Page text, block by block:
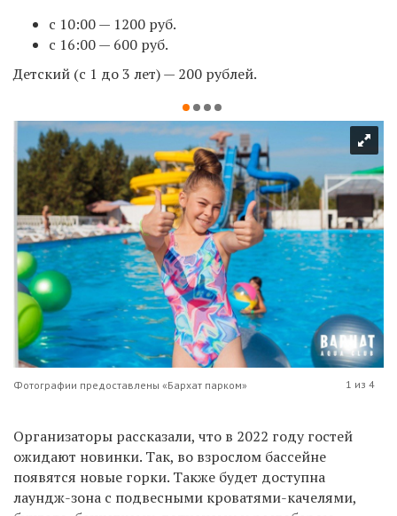
с 10:00 — 1200 руб⁣⁣.⁣⁣⠀⁣⁣⠀
с 16:00 — 600 руб. ⁣⁣⠀⁣⁣⠀⁣⁣⠀
Детский (с 1 до 3 лет) — 200 рублей.
Фотографии предоставлены «Бархат парком» 1 из 4
Организаторы рассказали, что в 2022 году гостей
ожидают новинки. Так, во взрослом бассейне
появятся новые горки. Также будет доступна
лаундж-зона с подвесными кроватями-качелями,